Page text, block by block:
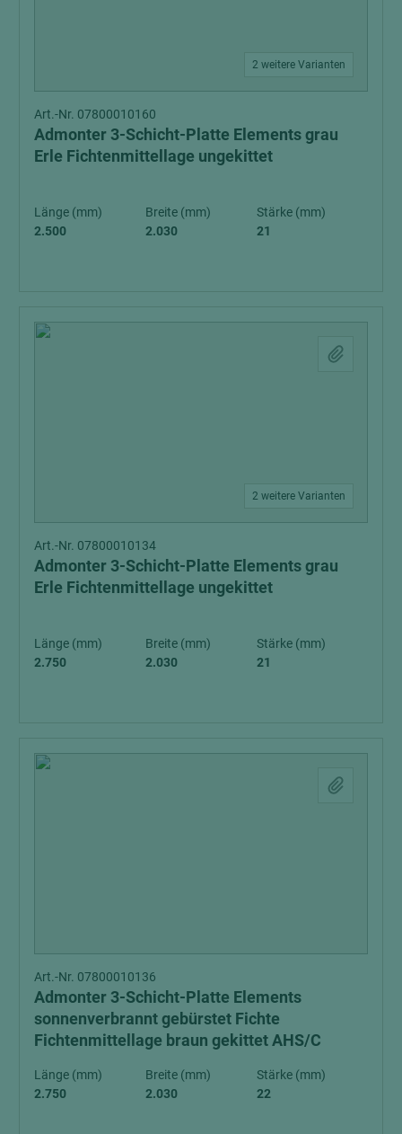
2 weitere Varianten
Art.-Nr. 07800010160
Admonter 3-Schicht-Platte Elements grau
Erle Fichtenmittellage ungekittet
Länge (mm)
2.500
Breite (mm)
2.030
Stärke (mm)
21
2 weitere Varianten
Art.-Nr. 07800010134
Admonter 3-Schicht-Platte Elements grau
Erle Fichtenmittellage ungekittet
Länge (mm)
2.750
Breite (mm)
2.030
Stärke (mm)
21
Art.-Nr. 07800010136
Admonter 3-Schicht-Platte Elements
sonnenverbrannt gebürstet Fichte
Fichtenmittellage braun gekittet AHS/C
Länge (mm)
2.750
Breite (mm)
2.030
Stärke (mm)
22